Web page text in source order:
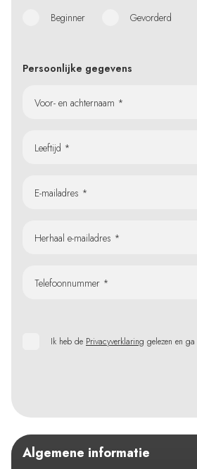
Algemene informatie
Beginner
Gevorderd
Persoonlijke gegevens
Voor- en achternaam *
Leeftijd *
E-mailadres *
Herhaal e-mailadres *
Telefoonnummer *
Ik heb de Privacyverklaring gelezen en